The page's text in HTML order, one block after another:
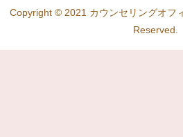
Copyright © 2021 カウンセリングオフ
Reserved.